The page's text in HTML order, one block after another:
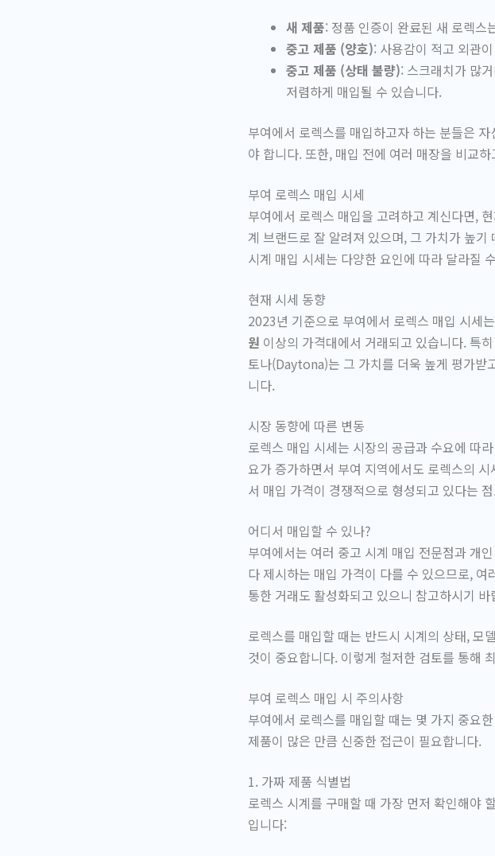
새 제품: 정품 인증이 완료된 새 로렉
중고 제품 (양호): 사용감이 적고 외관
중고 제품 (상태 불량): 스크래치가 많
저렴하게 매입될 수 있습니다.
부여에서 로렉스를 매입하고자 하는 분들은
야 합니다. 또한, 매입 전에 여러 매장을 비교
부여 로렉스 매입 시세
부여에서 로렉스 매입을 고려하고 계신다면,
계 브랜드로 잘 알려져 있으며, 그 가치가 높
시계 매입 시세는 다양한 요인에 따라 달라질
현재 시세 동향
2023년 기준으로 부여에서 로렉스 매입 시세
원 이상의 가격대에서 거래되고 있습니다. 특
토나(Daytona)는 그 가치를 더욱 높게 평가받
니다.
시장 동향에 따른 변동
로렉스 매입 시세는 시장의 공급과 수요에 따
요가 증가하면서 부여 지역에서도 로렉스의
서 매입 가격이 경쟁적으로 형성되고 있다는
어디서 매입할 수 있나?
부여에서는 여러 중고 시계 매입 전문점과 개
다 제시하는 매입 가격이 다를 수 있으므로,
통한 거래도 활성화되고 있으니 참고하시기 바
로렉스를 매입할 때는 반드시 시계의 상태, 모
것이 중요합니다. 이렇게 철저한 검토를 통해
부여 로렉스 매입 시 주의사항
부여에서 로렉스를 매입할 때는 몇 가지 중요
제품이 많은 만큼 신중한 접근이 필요합니다.
1. 가짜 제품 식별법
로렉스 시계를 구매할 때 가장 먼저 확인해야
입니다: